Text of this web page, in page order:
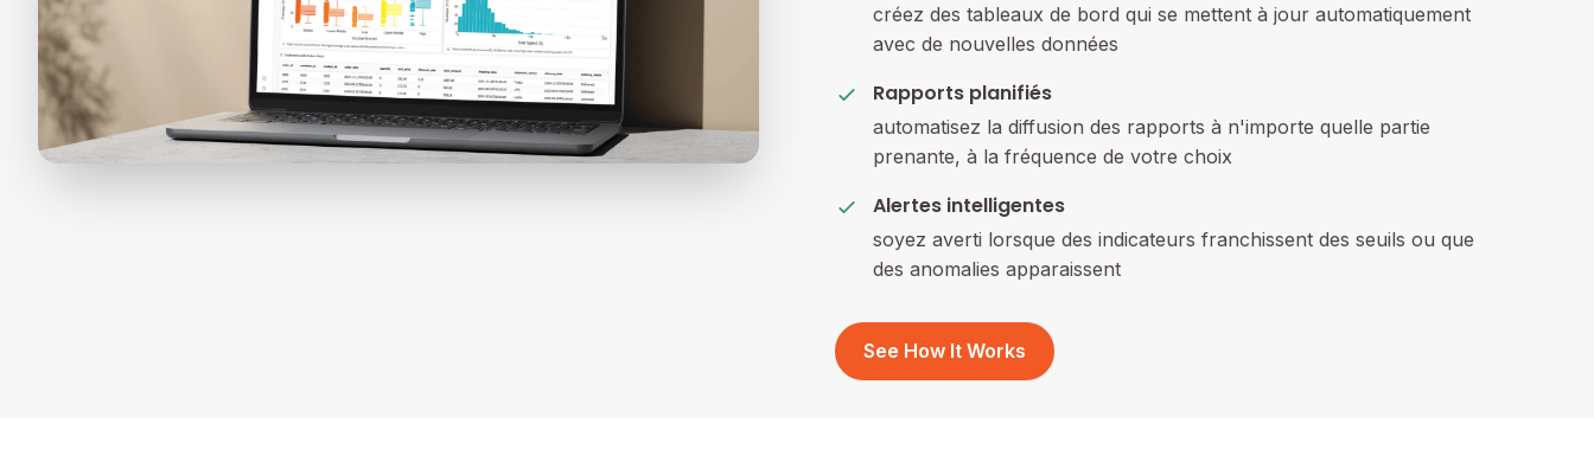
créez des tableaux de bord qui se mettent à jour automatiquement
avec de nouvelles données
Rapports planifiés
automatisez la diffusion des rapports à n'importe quelle partie
prenante, à la fréquence de votre choix
Alertes intelligentes
soyez averti lorsque des indicateurs franchissent des seuils ou que
des anomalies apparaissent
See How It Works